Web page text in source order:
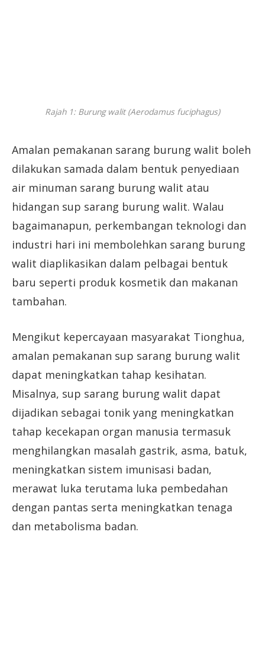
Rajah 1: Burung walit (Aerodamus fuciphagus)
Amalan pemakanan sarang burung walit boleh
dilakukan samada dalam bentuk penyediaan
air minuman sarang burung walit atau
hidangan sup sarang burung walit. Walau
bagaimanapun, perkembangan teknologi dan
industri hari ini membolehkan sarang burung
walit diaplikasikan dalam pelbagai bentuk
baru seperti produk kosmetik dan makanan
tambahan.
Mengikut kepercayaan masyarakat Tionghua,
amalan pemakanan sup sarang burung walit
dapat meningkatkan tahap kesihatan.
Misalnya, sup sarang burung walit dapat
dijadikan sebagai tonik yang meningkatkan
tahap kecekapan organ manusia termasuk
menghilangkan masalah gastrik, asma, batuk,
meningkatkan sistem imunisasi badan,
merawat luka terutama luka pembedahan
dengan pantas serta meningkatkan tenaga
dan metabolisma badan.